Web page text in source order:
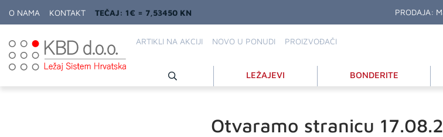
O NAMA KONTAKT TEČAJ: 1€ = 7,53450 KN PRODAJA:
ARTIKLI NA AKCIJI NOVO U PONUDI PROIZVOĐAČI
LEŽAJEVI BONDERITE
Otvaramo stranicu